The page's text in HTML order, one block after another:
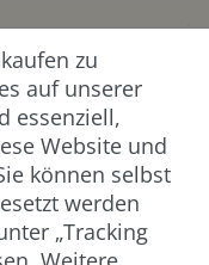
zu
auf unserer
essenziell,
Website und
können selbst
werden
„Tracking